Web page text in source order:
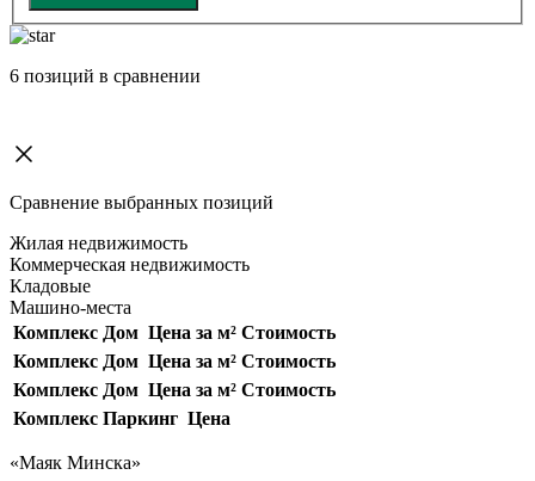
6 позиций в сравнении
Сравнение выбранных позиций
Жилая недвижимость
Коммерческая недвижимость
Кладовые
Машино-места
Комплекс Дом Цена за м² Стоимость
Комплекс Дом Цена за м² Стоимость
Комплекс Дом Цена за м² Стоимость
Комплекс Паркинг Цена
«Маяк Минска»